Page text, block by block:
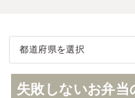
失敗しないお弁当